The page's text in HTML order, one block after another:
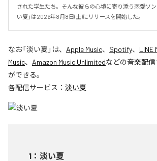
された学生たち。そんな彼らの心境に寄り添う恋愛ソ
い夏」は2026年8月8日(土)にリリースを開始した。
なお「淡い夏 」は、 Apple Music、 Spotify、 LINE
Music、 Amazon Music Unlimitedなどの音楽配
ができる。
各配信サービス： 淡い夏
1 ： 淡い夏